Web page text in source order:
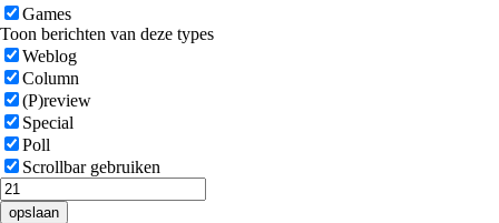
Games
Toon berichten van deze types
Weblog
Column
(P)review
Special
Poll
Scrollbar gebruiken
opslaan